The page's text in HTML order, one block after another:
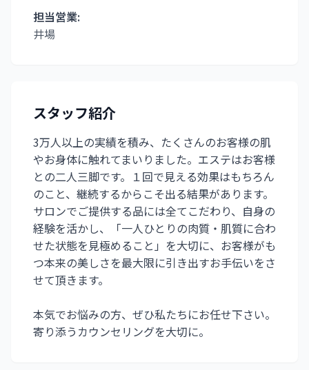
担当営業:
井場
スタッフ紹介
3万人以上の実績を積み、たくさんのお客様の肌
やお身体に触れてまいりました。エステはお客様
との二人三脚です。１回で見える効果はもちろん
のこと、継続するからこそ出る結果があります。
サロンでご提供する品には全てこだわり、自身の
経験を活かし、「一人ひとりの肉質・肌質に合わ
せた状態を見極めること」を大切に、お客様がも
つ本来の美しさを最大限に引き出すお手伝いをさ
せて頂きます。
本気でお悩みの方、ぜひ私たちにお任せ下さい。
寄り添うカウンセリングを大切に。